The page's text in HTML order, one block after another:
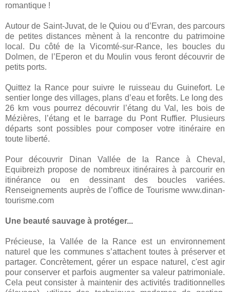
romantique !
Autour de Saint-Juvat, de le Quiou ou d’Evran, des parcours
de petites distances mènent à la rencontre du patrimoine
local. Du côté de la Vicomté-sur-Rance, les boucles du
Dolmen, de l’Eperon et du Moulin vous feront découvrir de
petits ports.
Quittez la Rance pour suivre le ruisseau du Guinefort. Le
sentier longe des villages, plans d’eau et forêts. Le long des
26 km vous pourrez découvrir l’étang du Val, les bois de
Mézières, l’étang et le barrage du Pont Ruffier. Plusieurs
départs sont possibles pour composer votre itinéraire en
toute liberté.
Pour découvrir Dinan Vallée de la Rance à Cheval,
Equibreizh propose de nombreux itinéraires à parcourir en
itinérance ou en dessinant des boucles variées.
Renseignements auprès de l’office de Tourisme www.dinan-
tourisme.com
Une beauté sauvage à protéger...
Précieuse, la Vallée de la Rance est un environnement
naturel que les communes s’attachent toutes à préserver et
partager. Concrètement, gérer un espace naturel, c'est agir
pour conserver et parfois augmenter sa valeur patrimoniale.
Cela peut consister à maintenir des activités traditionnelles